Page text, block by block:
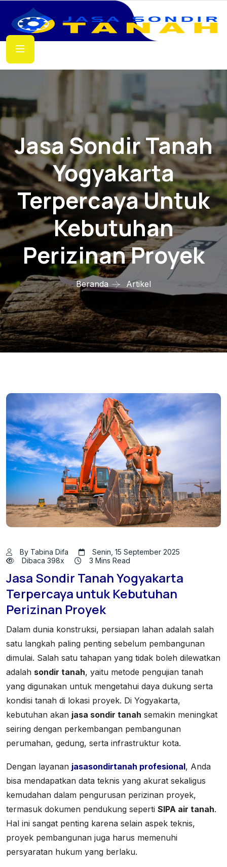
Jasa Sondir Tanah
Yogyakarta
Terpercaya Untuk
Kebutuhan
Perizinan Proyek
Beranda Artikel
By Tabina Difa
Senin, 15 September 2025
Dibaca 398x
3 Mins Read
Jasa Sondir Tanah Yogyakarta
Terpercaya untuk Kebutuhan
Perizinan Proyek
Dalam dunia konstruksi, persiapan lahan adalah salah
satu langkah paling penting sebelum pembangunan
dimulai. Salah satu tahapan yang tidak boleh dilewatkan
adalah sondir tanah, yaitu metode pengujian tanah
yang digunakan untuk mengetahui daya dukung serta
kondisi tanah di lokasi proyek. Di Yogyakarta,
kebutuhan akan jasa sondir tanah semakin meningkat
seiring dengan perkembangan pembangunan
perumahan, gedung, serta infrastruktur kota.
Dengan layanan jasasondirtanah profesional, Anda
bisa mendapatkan data teknis yang akurat sekaligus
kemudahan dalam pengurusan perizinan proyek,
termasuk dokumen pendukung seperti SIPA air tanah.
Hal ini sangat penting karena selain aspek teknis,
proyek pembangunan juga harus memenuhi
persyaratan hukum yang berlaku.